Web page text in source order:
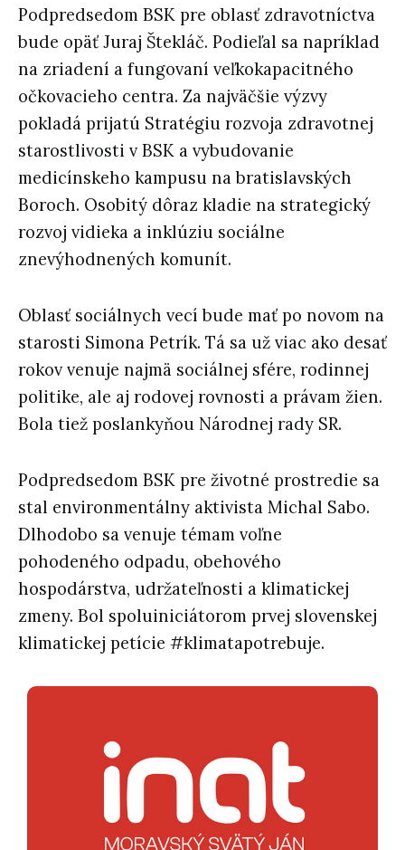
Podpredsedom BSK pre oblasť zdravotníctva
bude opäť Juraj Štekláč. Podieľal sa napríklad
na zriadení a fungovaní veľkokapacitného
očkovacieho centra. Za najväčšie výzvy
pokladá prijatú Stratégiu rozvoja zdravotnej
starostlivosti v BSK a vybudovanie
medicínskeho kampusu na bratislavských
Boroch. Osobitý dôraz kladie na strategický
rozvoj vidieka a inklúziu sociálne
znevýhodnených komunít.
Oblasť sociálnych vecí bude mať po novom na
starosti Simona Petrík. Tá sa už viac ako desať
rokov venuje najmä sociálnej sfére, rodinnej
politike, ale aj rodovej rovnosti a právam žien.
Bola tiež poslankyňou Národnej rady SR.
Podpredsedom BSK pre životné prostredie sa
stal environmentálny aktivista Michal Sabo.
Dlhodobo sa venuje témam voľne
pohodeného odpadu, obehového
hospodárstva, udržateľnosti a klimatickej
zmeny. Bol spoluiniciátorom prvej slovenskej
klimatickej petície #klimatapotrebuje.